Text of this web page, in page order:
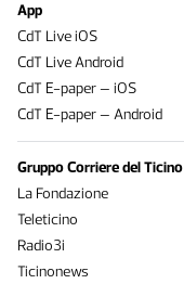
App
CdT Live iOS
CdT Live Android
CdT E-paper – iOS
CdT E-paper – Android
Gruppo Corriere del Ticino
La Fondazione
Teleticino
Radio3i
Ticinonews